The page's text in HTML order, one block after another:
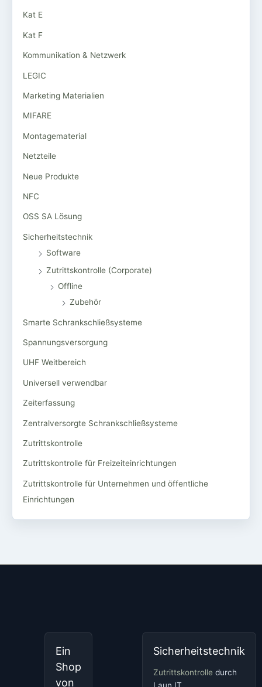
Kat E
Kat F
Kommunikation & Netzwerk
LEGIC
Marketing Materialien
MIFARE
Montagematerial
Netzteile
Neue Produkte
NFC
OSS SA Lösung
Sicherheitstechnik
Software
Zutrittskontrolle (Corporate)
Offline
Zubehör
Smarte Schrankschließsysteme
Spannungsversorgung
UHF Weitbereich
Universell verwendbar
Zeiterfassung
Zentralversorgte Schrankschließsysteme
Zutrittskontrolle
Zutrittskontrolle für Freizeiteinrichtungen
Zutrittskontrolle für Unternehmen und öffentliche
Einrichtungen
Ein
Shop
von
Sicherheitstechnik
Zutrittskontrolle durch